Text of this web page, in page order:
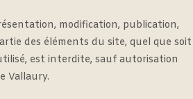
modification, publication,
des éléments du site, quel que soit
est interdite, sauf autorisation
Vallaury.